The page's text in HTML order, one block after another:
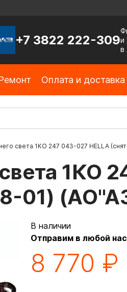
+7 3822 222-309и
в
Оплата и доставка
света 1КО 247 043-027 HELLA
1КО
01)
В наличии
Отправим в любой
8 770 ₽